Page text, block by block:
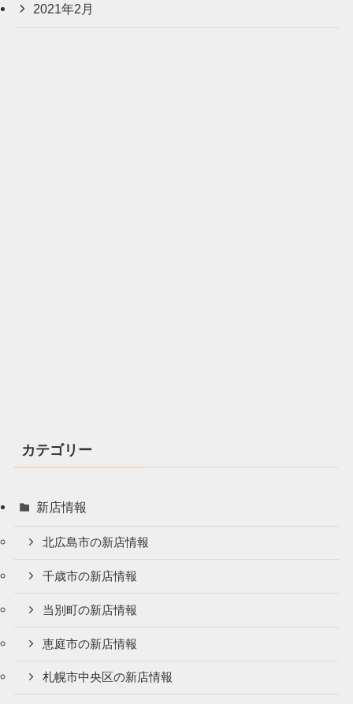
2021年2月
カテゴリー
新店情報
北広島市の新店情報
千歳市の新店情報
当別町の新店情報
恵庭市の新店情報
札幌市中央区の新店情報